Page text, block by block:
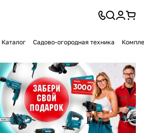
Каталог Садово-огородная техника